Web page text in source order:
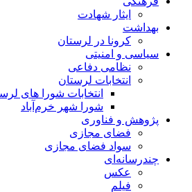
ایثار شهادت
بهداشت
کرونا در لرستان
سیاسی و امنیتی
نظامی دفاعی
انتخابات لرستان
انتخابات شورا های لرستان
شورا شهر خرم‌آباد
پژوهش و فناوری
فضای مجازی
سواد فضای مجازی
چندرسانه‌ای
عكس
فیلم